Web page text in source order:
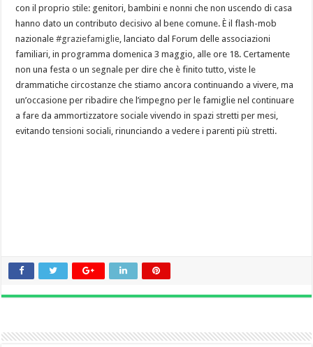
con il proprio stile: genitori, bambini e nonni che non uscendo di casa
hanno dato un contributo decisivo al bene comune. È il flash-mob
nazionale#graziefamiglie, lanciato dal Forum delle associazioni
familiari, in programma domenica 3 maggio, alle ore 18. Certamente
non una festa o un segnale per dire che è finito tutto, viste le
drammatiche circostanze che stiamo ancora continuando a vivere, ma
un’occasione per ribadire che l’impegno per le famiglie nel continuare
a fare da ammortizzatore sociale vivendo in spazi stretti per mesi,
evitando tensioni sociali, rinunciando a vedere i parenti più stretti.